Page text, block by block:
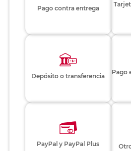
Pago contra entrega
Depósito o transferencia
Pago
PayPal y PayPal Plus